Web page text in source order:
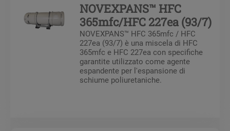
NOVEXPANS™ HFC
365mfc/HFC 227ea (93/7)
NOVEXPANS™ HFC 365mfc / HFC
227ea (93/7) è una miscela di HFC
365mfc e HFC 227ea con specifiche
garantite utilizzato come agente
espandente per l'espansione di
schiume poliuretaniche.